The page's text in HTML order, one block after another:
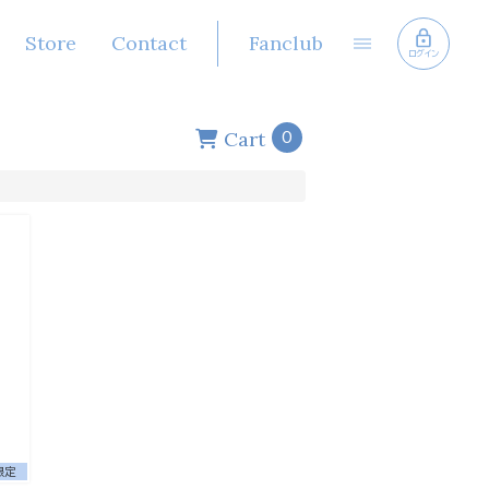
Store Contact Fanclub ログイン
Cart 0
定